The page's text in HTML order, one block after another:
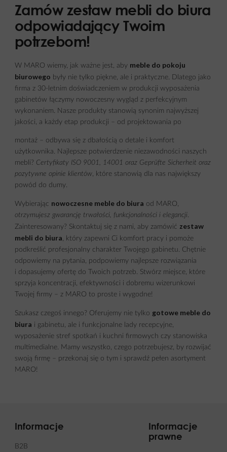
Zamów zestaw mebli do biura
odpowiadający Twoim
potrzebom!
W MARO wiemy, jak ważne jest, aby meble do pokoju
biurowego były nie tylko piękne, ale i praktyczne. Dlatego jako
firma z 30-letnim doświadczeniem w produkcji wyposażenia
gabinetów łączymy nowoczesny wygląd z perfekcyjnym
wykonaniem. Nasze produkty stanowią synonim najwyższej
jakości, a każdy etap produkcji – od projektowania po
montaż – odbywa się z dbałością o detale i komfort
użytkownika. Najlepsze potwierdzenie niezawodności naszych
mebli? Certyfikaty ISO 9001, 14001 oraz Geprüfte Sicherheit oraz
pozytywne opinie klientów , które stanowią dla nas największy
powód do dumy.
Wybierając nowoczesne meble do biura od MARO,
otrzymujesz gwarancję trwałości, funkcjonalności i elegancji
Zainteresowany? Skontaktuj się z nami, aby zamówić zestaw
mebli do biura , który zapewni Ci komfort pracy i pomoże
podkreślić profesjonalny charakter Twojego gabinetu. Chętnie
odpowiemy na pytania, podpowiemy najlepsze rozwiązania
i dopasujemy ofertę do Twoich potrzeb. Stwórz miejsce, które
sprzyja koncentracji, efektywności i dobremu wizerunkowi
Twojej firmy – z MARO to proste i wygodne!
Szukasz czegoś innego? Oferujemy nie tylko gotowe meble do
biura i gabinetu, ale i funkcjonalne lady recepcyjne
wyposażenie stref spotkań i kuchni firmowych czy stanowiska
multimedialne . Mamy wszystko, czego potrzebujesz, by rozwijać
swoją firmę – przekonaj się o tym i sprawdź pełen asortyment
MARO!
Informacje
B2B
Informacje
prawne